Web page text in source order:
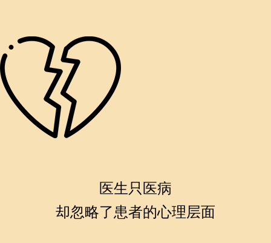
医生只医病
却忽略了患者的心理层面